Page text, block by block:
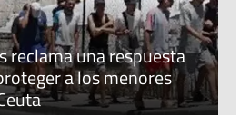
reclama una respuesta
a los menores